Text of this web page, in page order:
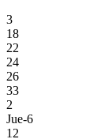
3
18
22
24
26
33
2
Jue-6
12